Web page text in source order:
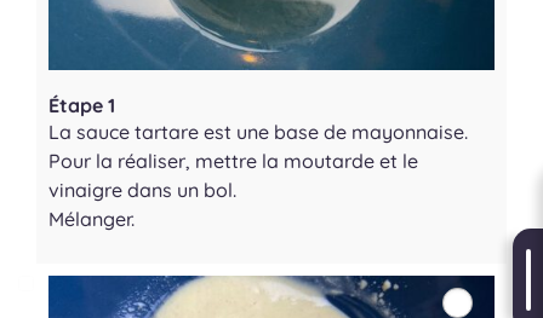
Étape 1
La sauce tartare est une base de mayonnaise.
Pour la réaliser, mettre la moutarde et le
vinaigre dans un bol.
Mélanger.